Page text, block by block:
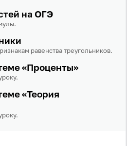
и для целей, определённых в
обработки персональных
через Вконтакте
через Яндекс
на ОГЭ
равенства треугольников.
«Проценты»
«Теория